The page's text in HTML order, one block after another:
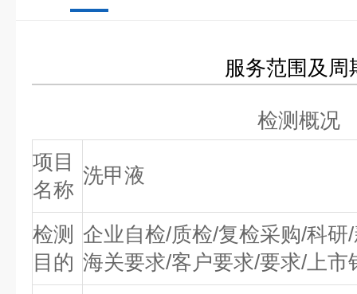
服务范围及周
检测概况
项目
名称
洗甲液
检测
目的
企业自检/质检/复检采购/科
海关要求/客户要求/要求/上市